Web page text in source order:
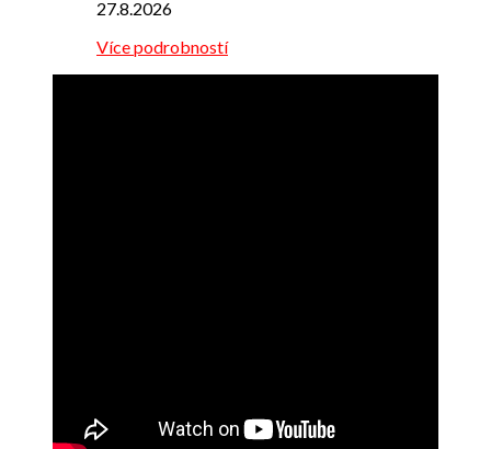
27.8.2026
Více podrobností